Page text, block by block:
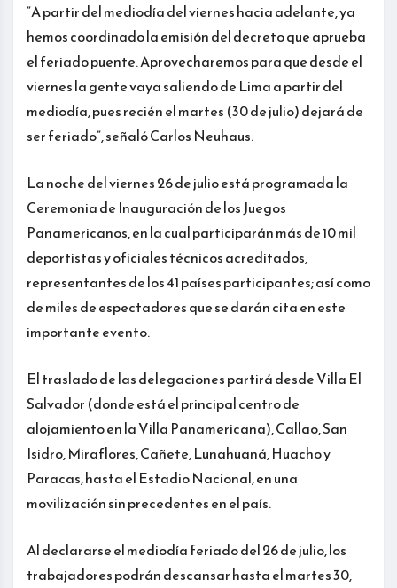
“A partir del mediodía del viernes hacia adelante, ya
hemos coordinado la emisión del decreto que aprueba
el feriado puente. Aprovecharemos para que desde el
viernes la gente vaya saliendo de Lima a partir del
mediodía, pues recién el martes (30 de julio) dejará de
ser feriado”, señaló Carlos Neuhaus.
La noche del viernes 26 de julio está programada la
Ceremonia de Inauguración de los Juegos
Panamericanos, en la cual participarán más de 10 mil
deportistas y oficiales técnicos acreditados,
representantes de los 41 países participantes; así como
de miles de espectadores que se darán cita en este
importante evento.
El traslado de las delegaciones partirá desde Villa El
Salvador (donde está el principal centro de
alojamiento en la Villa Panamericana), Callao, San
Isidro, Miraflores, Cañete, Lunahuaná, Huacho y
Paracas, hasta el Estadio Nacional, en una
movilización sin precedentes en el país.
Al declararse el mediodía feriado del 26 de julio, los
trabajadores podrán descansar hasta el martes 30,